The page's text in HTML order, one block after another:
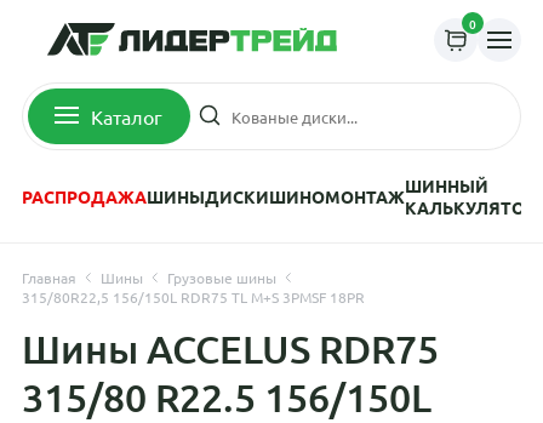
0
Каталог
РАСПРОДАЖАШИНЫДИСКИШИНОМОНТАЖШИННЫЙ
КАЛЬКУЛЯТОР
Главная Шины
Грузовые шины
315/80R22,5 156/150L RDR75 TL M+S 3PMSF 18PR
Шины ACCELUS RDR75
315/80 R22.5 156/150L